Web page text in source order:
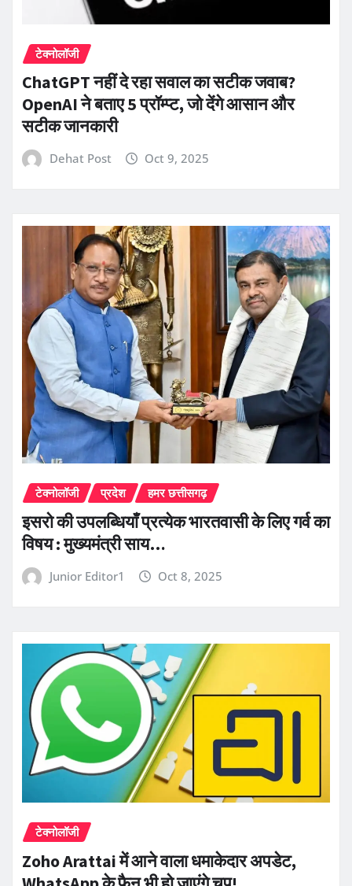
टेक्नोलॉजी
ChatGPT नहीं दे रहा सवाल का सटीक जवाब?
OpenAI ने बताए 5 प्रॉम्प्ट, जो देंगे आसान और
सटीक जानकारी
Dehat Post Oct 9, 2025
टेक्नोलॉजी प्रदेश हमर छत्तीसगढ़
इसरो की उपलब्धियाँ प्रत्येक भारतवासी के लिए गर्व का
विषय : मुख्यमंत्री साय…
Junior Editor1 Oct 8, 2025
टेक्नोलॉजी
Zoho Arattai में आने वाला धमाकेदार अपडेट,